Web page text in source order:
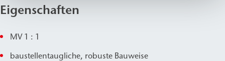
Eigenschaften
MV 1 : 1
baustellentaugliche, robuste Bauweise